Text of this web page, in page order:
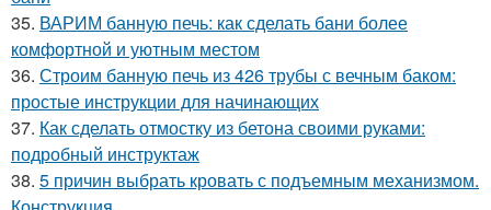
35. ВАРИМ банную печь: как сделать бани более
комфортной и уютным местом
36. Строим банную печь из 426 трубы с вечным баком:
простые инструкции для начинающих
37. Как сделать отмостку из бетона своими руками:
подробный инструктаж
38. 5 причин выбрать кровать с подъемным механизмом.